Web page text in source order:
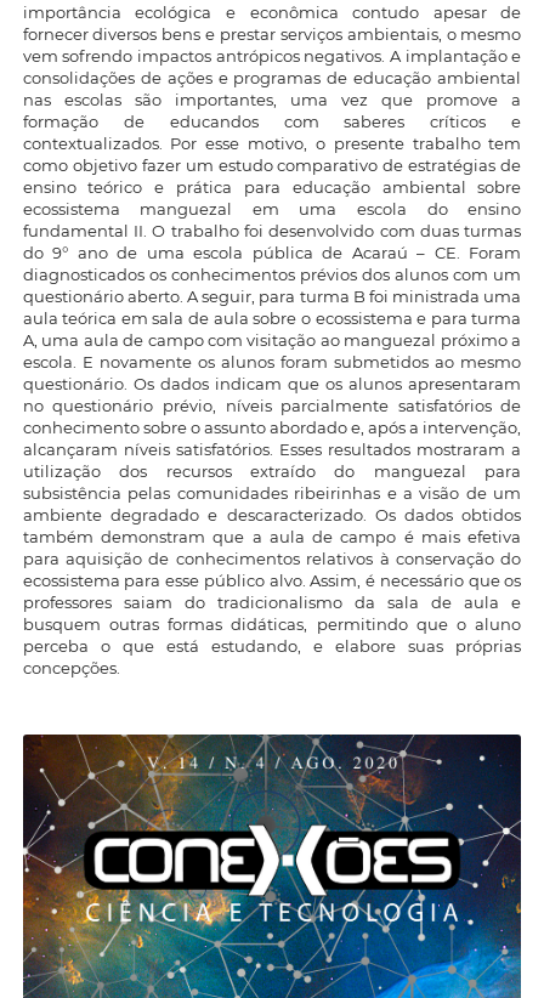
importância ecológica e econômica contudo apesar de
fornecer diversos bens e prestar serviços ambientais, o mesmo
vem sofrendo impactos antrópicos negativos. A implantação e
consolidações de ações e programas de educação ambiental
nas escolas são importantes, uma vez que promove a
formação de educandos com saberes críticos e
contextualizados. Por esse motivo, o presente trabalho tem
como objetivo fazer um estudo comparativo de estratégias de
ensino teórico e prática para educação ambiental sobre
ecossistema manguezal em uma escola do ensino
fundamental II. O trabalho foi desenvolvido com duas turmas
do 9° ano de uma escola pública de Acaraú – CE. Foram
diagnosticados os conhecimentos prévios dos alunos com um
questionário aberto. A seguir, para turma B foi ministrada uma
aula teórica em sala de aula sobre o ecossistema e para turma
A, uma aula de campo com visitação ao manguezal próximo a
escola. E novamente os alunos foram submetidos ao mesmo
questionário. Os dados indicam que os alunos apresentaram
no questionário prévio, níveis parcialmente satisfatórios de
conhecimento sobre o assunto abordado e, após a intervenção,
alcançaram níveis satisfatórios. Esses resultados mostraram a
utilização dos recursos extraído do manguezal para
subsistência pelas comunidades ribeirinhas e a visão de um
ambiente degradado e descaracterizado. Os dados obtidos
também demonstram que a aula de campo é mais efetiva
para aquisição de conhecimentos relativos à conservação do
ecossistema para esse público alvo. Assim, é necessário que os
professores saiam do tradicionalismo da sala de aula e
busquem outras formas didáticas, permitindo que o aluno
perceba o que está estudando, e elabore suas próprias
concepções.